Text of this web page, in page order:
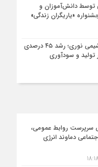
توسط دانش‌آموزان و
«یاریگران زندگی»
ثبت سال طلایی پتروشیمی نوری؛ رشد ۴۵ درصدی
تولید و سودآوری
سرپرست روابط عمومی،
دماوند انرژی